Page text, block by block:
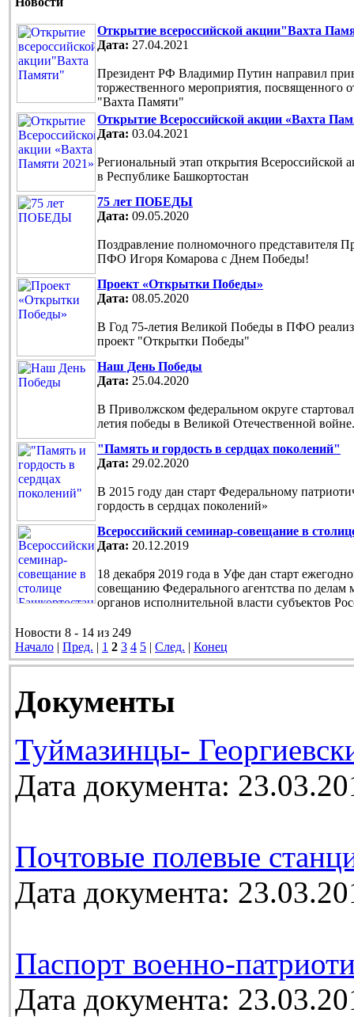
Открытие всероссийской акции"Вахта
Дата: 27.04.2021
Президент РФ Владимир Путин направил
торжественного мероприятия, посвященного
"Вахта Памяти"
Открытие Всероссийской акции «Вахта
Дата: 03.04.2021
Региональный этап открытия Всероссийской
в Республике Башкортостан
75 лет ПОБЕДЫ
Дата: 09.05.2020
Поздравление полномочного представителя
ПФО Игоря Комарова с Днем Победы!
Проект «Открытки Победы»
Дата: 08.05.2020
В Год 75-летия Великой Победы в ПФО
проект "Открытки Победы"
Наш День Победы
Дата: 25.04.2020
В Приволжском федеральном округе
летия победы в Великой Отечественной войне.
"Память и гордость в сердцах поколений"
Дата: 29.02.2020
В 2015 году дан старт Федеральному
гордость в сердцах поколений»
Всероссийский семинар-совещание в
Дата: 20.12.2019
18 декабря 2019 года в Уфе дан старт
совещанию Федерального агентства по делам
органов исполнительной власти субъектов
Новости 8 - 14 из 249
Начало | Пред. | 1 2 3 4 5 | След. | Конец
Документы
Туймазинцы-
Дата документа:
Почтовые полевые
Дата документа:
Паспорт военно-
Дата документа: